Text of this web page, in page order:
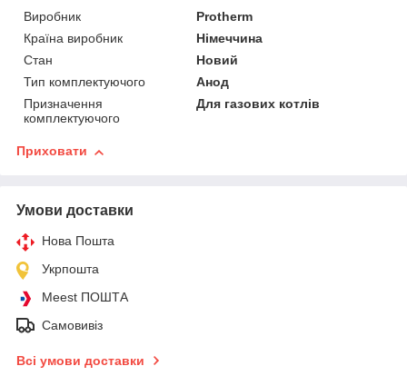
Виробник
Protherm
Країна виробник
Німеччина
Стан
Новий
Тип комплектуючого
Анод
Призначення
комплектуючого
Для газових котлів
Приховати
Умови доставки
Нова Пошта
Укрпошта
Meest ПОШТА
Самовивіз
Всі умови доставки